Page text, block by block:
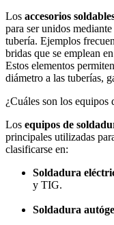
Los accesorios
para ser unidos
tubería. Ejemplos
bridas que se emplean
Estos elementos
diámetro a las tuberías,
¿Cuáles son los equipos
Los equipos de
principales utilizadas
clasificarse en:
Soldadura
y TIG.
Soldadura